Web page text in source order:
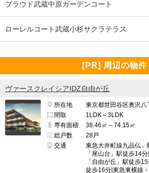
プラウド武蔵中原ガーデンコート
ローレルコート武蔵小杉サクラテラス
[PR] 周辺の物件
ヴァースクレイシアIDZ自由が丘
所在地
東京都世田谷区奥沢八
間取
1LDK～3LDK
専有面積
38.46㎡～74.15㎡
総戸数
28戸
交通
東急大井町線九品仏
「尾山台」駅徒歩14
「自由が丘」駅徒歩
徒歩16分|東急東横線